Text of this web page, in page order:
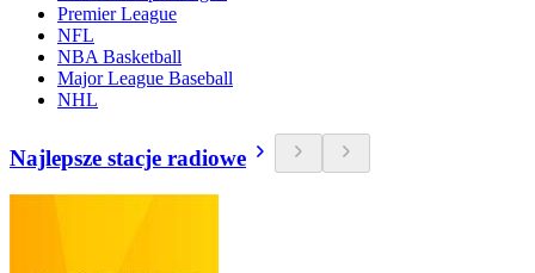
Premier League
NFL
NBA Basketball
Major League Baseball
NHL
Najlepsze stacje radiowe